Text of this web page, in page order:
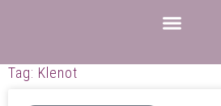
Tag: Klenot